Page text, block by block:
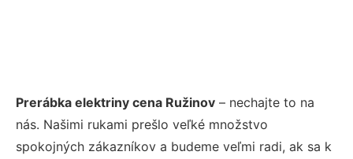
Prerábka elektriny cena Ružinov – nechajte to na
nás. Našimi rukami prešlo veľké množstvo
spokojných zákazníkov a budeme veľmi radi, ak sa k